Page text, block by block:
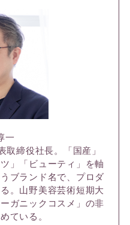
一
締役社長。「国産」
」「ビューティ」を軸
ブランド名で、プロダ
。山野美容芸術短期大
ガニックコスメ」の非
ている。